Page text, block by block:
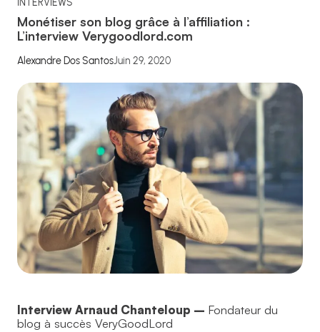
INTERVIEWS
Monétiser son blog grâce à l’affiliation :
L’interview Verygoodlord.com
Alexandre Dos SantosJuin 29, 2020
Interview Arnaud Chanteloup – Fondateur du
blog à succès VeryGoodLord